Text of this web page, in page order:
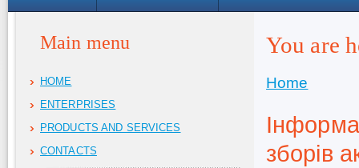
Main menu
HOME
ENTERPRISES
PRODUCTS AND SERVICES
CONTACTS
You are
Home
зборів